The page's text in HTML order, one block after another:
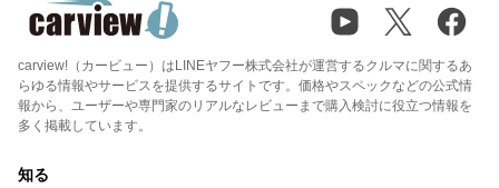
carview!（カービュー）はLINEヤフー株式会社が運営するクルマに関するあ
らゆる情報やサービスを提供するサイトです。価格やスペックなどの公式情
報から、ユーザーや専門家のリアルなレビューまで購入検討に役立つ情報を
多く掲載しています。
知る